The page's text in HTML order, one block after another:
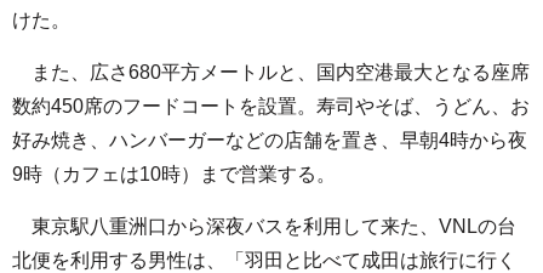
けた。
また、広さ680平方メートルと、国内空港最大となる座席
数約450席のフードコートを設置。寿司やそば、うどん、お
好み焼き、ハンバーガーなどの店舗を置き、早朝4時から夜
9時（カフェは10時）まで営業する。
東京駅八重洲口から深夜バスを利用して来た、VNLの台
北便を利用する男性は、「羽田と比べて成田は旅行に行く